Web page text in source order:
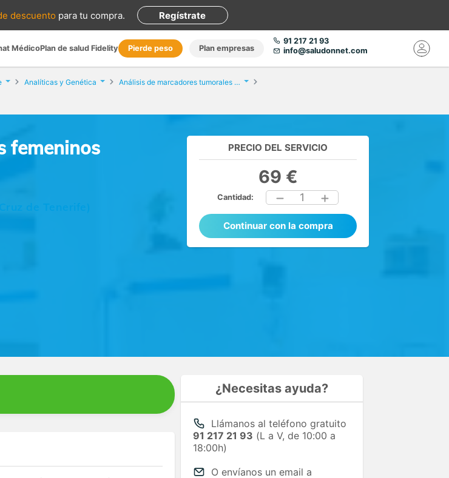
descuento para tu compra. Regístrate
MédicoPlan de salud Fidelity Pierde peso Plan empresas
91 217 21 93
info@saludonnet.com
Analíticas y Genética Análisis de marcadores tumorales femeninos
femeninos
de Tenerife)
PRECIO DEL SERVICIO
69 €
Cantidad: 1
Continuar con la compra
¿Necesitas ayuda?
Llámanos al teléfono gratuito
91 217 21 93 (L a V, de 10:00 a
18:00h)
O envíanos un email a